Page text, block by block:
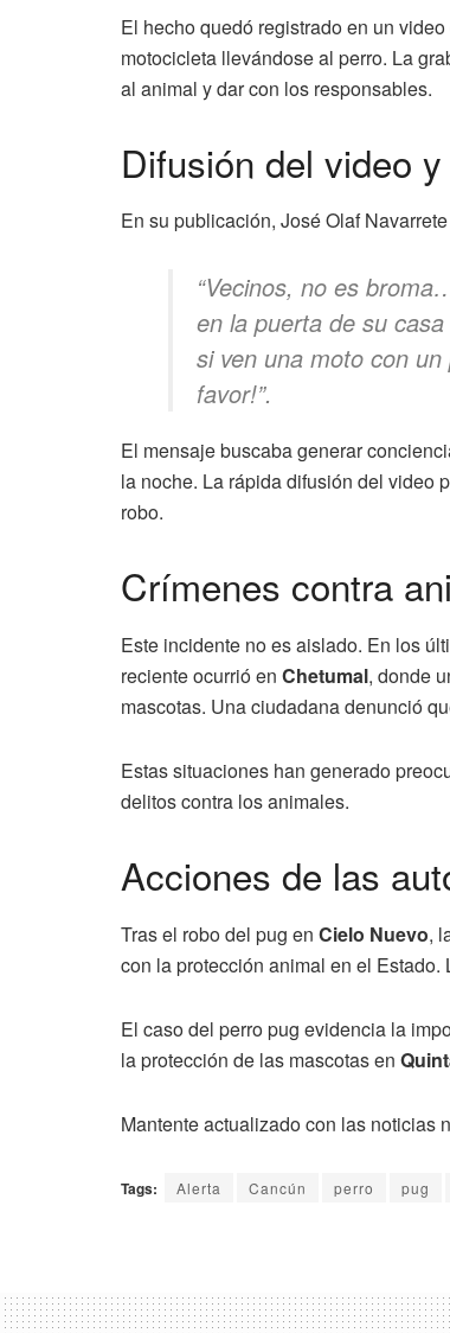
El hecho quedó registrado en un
motocicleta llevándose al perro. La
al animal y dar con los responsables.
Difusión del video
En su publicación, José Olaf
“Vecinos, no es
en la puerta de su
si ven una moto con un
favor!”.
El mensaje buscaba generar
la noche. La rápida difusión del video
robo.
Crímenes contra
Este incidente no es aislado. En los
reciente ocurrió en Chetumal, donde
mascotas. Una ciudadana denunció
Estas situaciones han generado
delitos contra los animales.
Acciones de las
Tras el robo del pug en Cielo Nuevo,
con la protección animal en el
El caso del perro pug evidencia la
la protección de las mascotas en
Mantente actualizado con las noticias
Tags: Alerta Cancún perro pug